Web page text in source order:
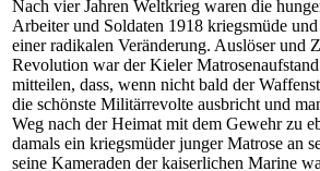
Nach vier Jahren Weltkrieg waren die
Arbeiter und Soldaten 1918 kriegsmüde und
einer radikalen Veränderung. Auslöser und
Revolution war der Kieler
mitteilen, dass, wenn nicht bald der
die schönste Militärrevolte ausbricht und
Weg nach der Heimat mit dem Gewehr zu
damals ein kriegsmüder junger Matrose an
seine Kameraden der kaiserlichen Marine